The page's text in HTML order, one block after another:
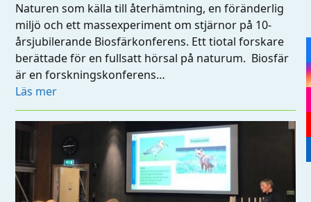
Naturen som källa till återhämtning, en föränderlig
miljö och ett massexperiment om stjärnor på 10-
årsjubilerande Biosfärkonferens. Ett tiotal forskare
berättade för en fullsatt hörsal på naturum. Biosfär
är en forskningskonferens…
Läs mer